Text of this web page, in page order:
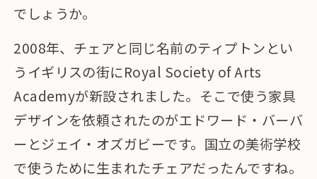
でしょうか。
2008年、チェアと同じ名前のティプトンとい
うイギリスの街にRoyal Society of Arts
Academyが新設されました。そこで使う家具
デザインを依頼されたのがエドワード・バーバ
ーとジェイ・オズガビーです。国立の美術学校
で使うために生まれたチェアだったんですね。